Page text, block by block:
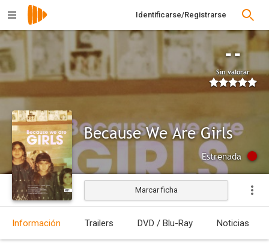
Identificarse/Registrarse
--
Sin valorar
Because We Are Girls
Estrenada
Marcar ficha
Información Trailers DVD / Blu-Ray Noticias